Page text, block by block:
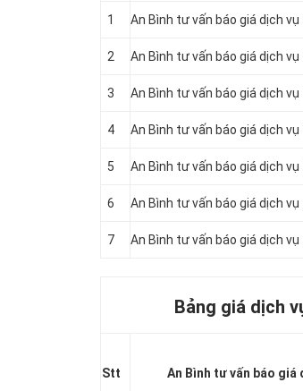
1 An Bình tư vấn báo giá dịch
2 An Bình tư vấn báo giá dịch
3 An Bình tư vấn báo giá dịch
4 An Bình tư vấn báo giá dịch
5 An Bình tư vấn báo giá dịch
6 An Bình tư vấn báo giá dịch
7 An Bình tư vấn báo giá dịch
Bảng giá dịch
Stt An Bình tư vấn báo